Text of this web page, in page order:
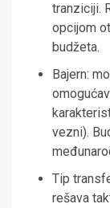
tranziciji.
opcijom
budžeta.
Bajern:
vezni).
Tip
rešava